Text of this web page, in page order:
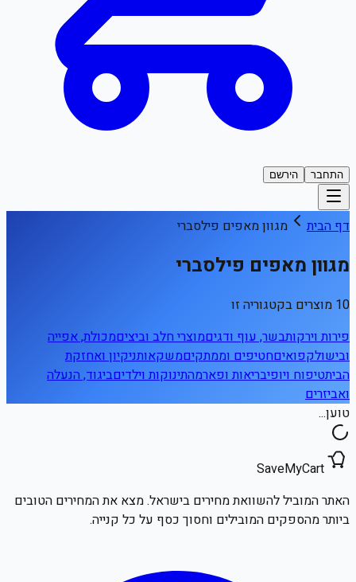
התחבר הירשם
דף הבית מגוון מאפים פילסברי
מגוון מאפים פילסברי
10 מוצרים בקטגוריה זו
פירות וירקותבשר, עוף ודגיםמוצרי חלב וביציםמכולת, אפייה
ובישולקפואיםחטיפים וממתקיםמשקאותניקיון ואחזקת
הביתטיפוח ויופיבריאות ופארמהתינוקות וילדיםביגוד, הנעלה
ואביזרים
טוען...
SaveMyCart
האתר המוביל להשוואת מחירים בישראל. מצא את המחירים הטובים
ביותר מהספקים המובילים וחסוך כסף על כל קנייה.